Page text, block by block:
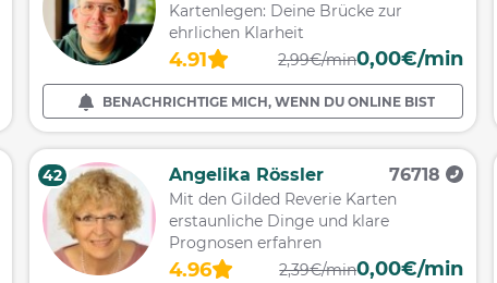
Kartenlegen: Deine Brücke zur
ehrlichen Klarheit
4.91 2,99€/min0,00€/min
BENACHRICHTIGE MICH, WENN DU ONLINE BIST
42 Angelika Rössler 76718
Mit den Gilded Reverie Karten
erstaunliche Dinge und klare
Prognosen erfahren
4.96 2,39€/min0,00€/min